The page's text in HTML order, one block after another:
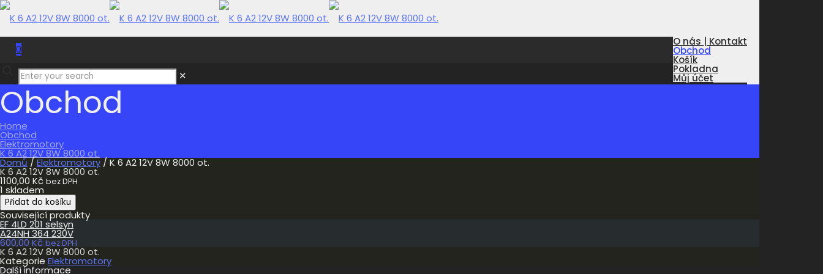
O nás | Kontakt
Obchod
Košík
Pokladna
Můj účet
0
0,00 Kč
✕
Obchod
Home
Obchod
Elektromotory
K 6 A2 12V 8W 8000 ot.
Domů / Elektromotory / K 6 A2 12V 8W 8000 ot.
K 6 A2 12V 8W 8000 ot.
1100,00 Kč bez DPH
1 skladem
K
6
A2
12V
8W
8000
ot.
množství
Přidat do košíku
Související produkty
EF 4LD 201 selsyn
A24NH 364 230V
600,00 Kč bez DPH
K 6 A2 12V 8W 8000 ot.
Kategorie Elektromotory
Další informace